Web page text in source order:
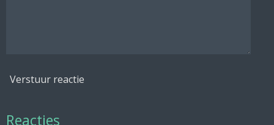
Verstuur reactie
Reacties